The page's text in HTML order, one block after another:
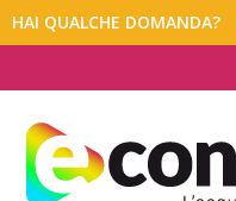
HAI QUALCHE DOMANDA?